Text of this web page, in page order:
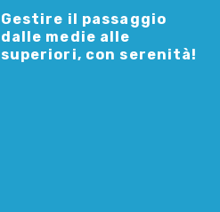
Gestire il passaggio
dalle medie alle
superiori, con serenità!